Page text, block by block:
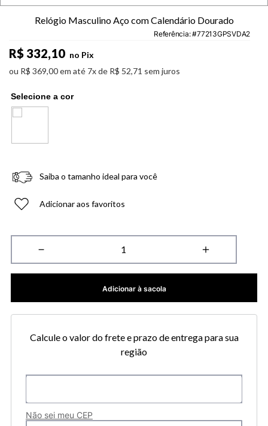
Relógio Masculino Aço com Calendário Dourado
Referência: 77213GPSVDA2
R$ 332,10 no Pix
ou R$ 369,00em até 7x de R$ 52,71 sem juros
Saiba o tamanho ideal para você
Adicionar aos favoritos
＋
－
Adicionar à sacola
Calcule o valor do frete e prazo de entrega para sua
região
Não sei meu CEP